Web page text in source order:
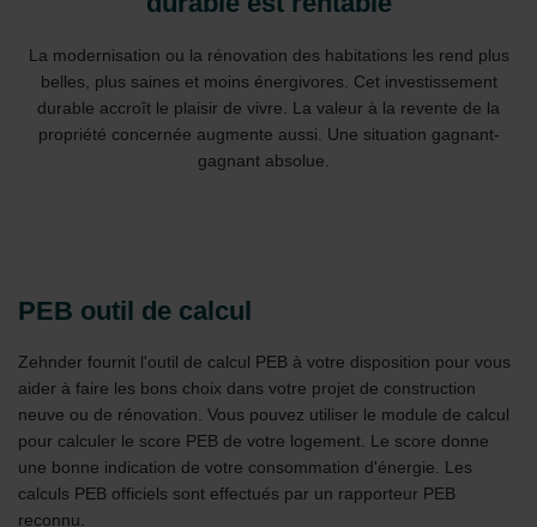
La modernisation ou la rénovation des habitations les rend plus
belles, plus saines et moins énergivores. Cet investissement
durable accroît le plaisir de vivre. La valeur à la revente de la
propriété concernée augmente aussi. Une situation gagnant-
gagnant absolue.
PEB outil de calcul
Zehnder fournit l'outil de calcul PEB à votre disposition pour vous
aider à faire les bons choix dans votre projet de construction
neuve ou de rénovation. Vous pouvez utiliser le module de calcul
pour calculer le score PEB de votre logement. Le score donne
une bonne indication de votre consommation d'énergie. Les
calculs PEB officiels sont effectués par un rapporteur PEB
reconnu.